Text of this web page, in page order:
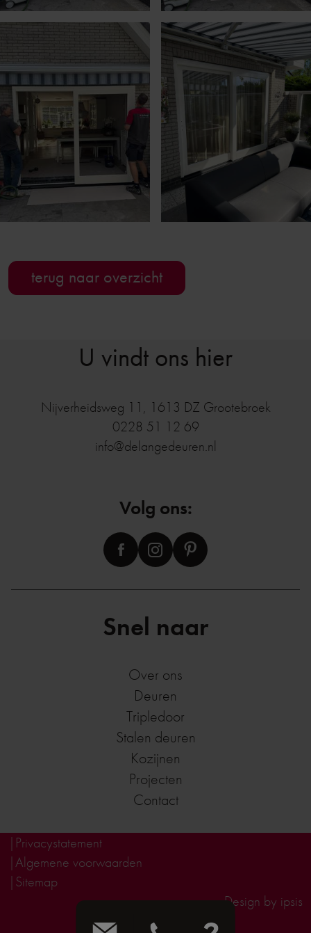
terug naar overzicht
Snel naar
Over ons
Deuren
Tripledoor
Stalen deuren
Kozijnen
Projecten
Contact
U vindt ons hier
Nijverheidsweg 11 , 1613 DZ Grootebroek
0228 51 12 69
info@delangedeuren.nl
Volg ons:
Privacystatement
Algemene voorwaarden
Sitemap
Design by ipsis